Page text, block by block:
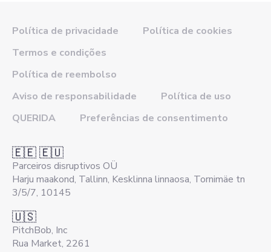
Política de privacidade
Política de cookies
Termos e condições
Política de reembolso
Aviso de responsabilidade
Política de uso
QUERIDA
Preferências de consentimento
🇪🇪 🇪🇺
Parceiros disruptivos OÜ
Harju maakond, Tallinn, Kesklinna linnaosa, Tornimäe tn
3/5/7, 10145
🇺🇸
PitchBob, Inc
Rua Market, 2261